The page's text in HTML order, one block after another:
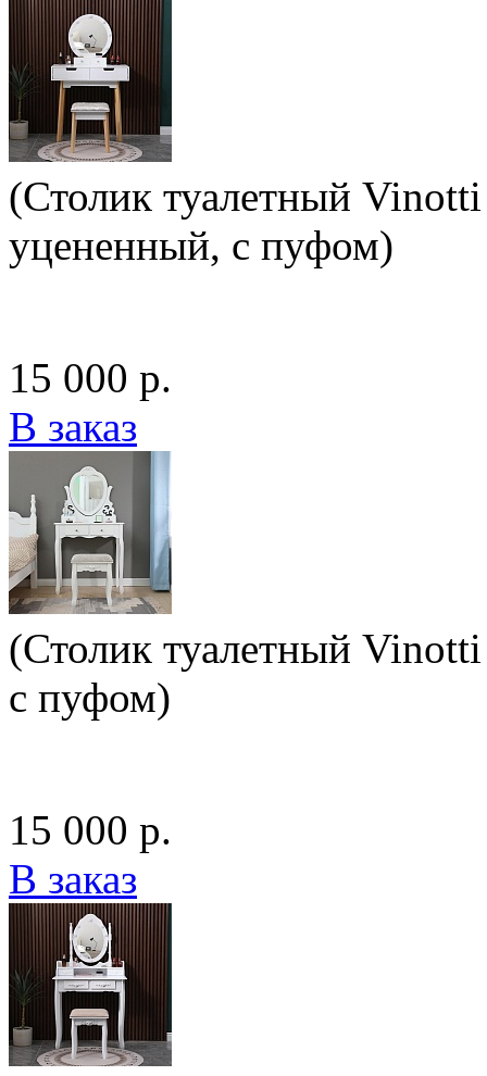
(Столик туалетный
уцененный, с пуфом)
15 000 р.
В заказ
(Столик туалетный
с пуфом)
15 000 р.
В заказ